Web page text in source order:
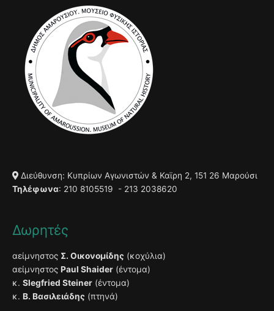
Διεύθυνση: Κυπρίων Αγωνιστών & Καϊρη 2, 151 26 Μαρούσι
Τηλέφωνα: 210 8105519 - 213 2038620
Δωρητές
αείμνηστος Σ. Οικονομίδης (κοχύλια)
αείμνηστος Paul Shaider (έντομα)
κ. Slegfried Steiner (έντομα)
κ. Β. Βασιλειάδης (πτηνά)